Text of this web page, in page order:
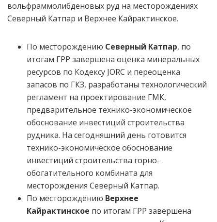
вольфраммолибденовых руд на месторождениях
Северный Катпар и Верхнее Кайрактинское.
По месторождению Северный Катпар, по
итогам ГРР завершена оценка минеральных
ресурсов по Кодексу JORC и переоценка
запасов по ГКЗ, разработаны технологический
регламент на проектирование ГМК,
предварительное технико-экономическое
обоснование инвестиций строительства
рудника. На сегодняшний день готовится
технико-экономическое обоснование
инвестиций строительства горно-
обогатительного комбината для
месторождения Северный Катпар.
По месторождению Верхнее
Кайрактинское по итогам ГРР завершена